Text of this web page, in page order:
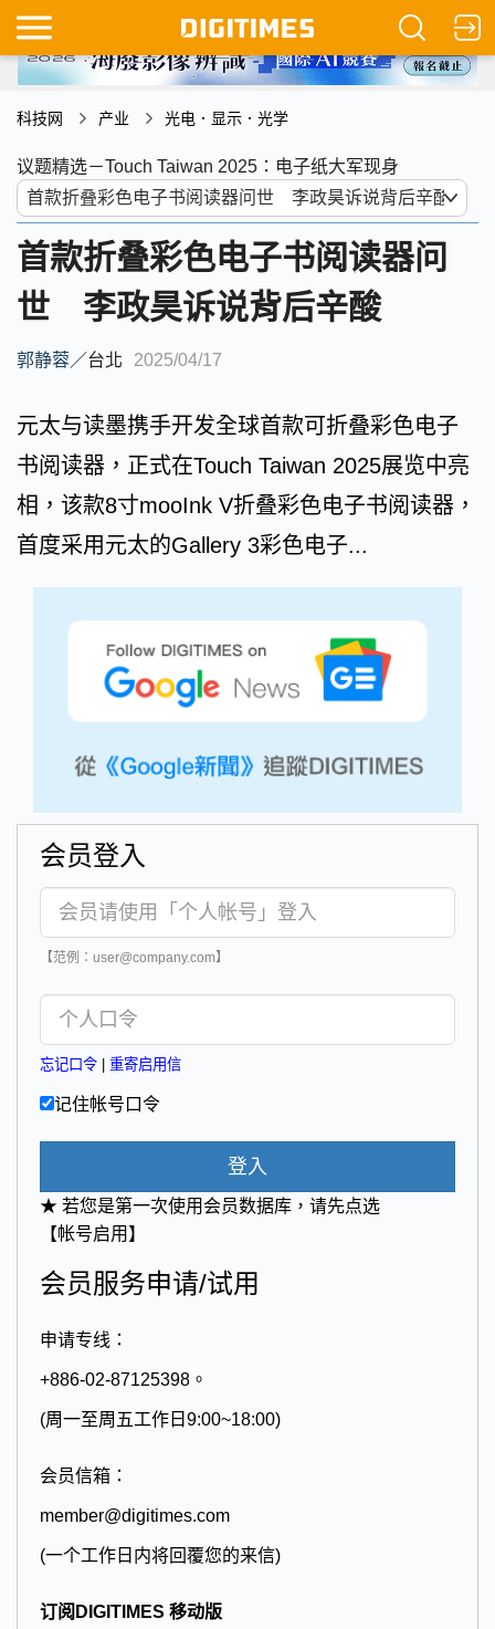
科技网 产业 光电．显示．光学
议题精选－Touch Taiwan 2025：电子纸大军现身
首款折叠彩色电子书阅读器问
世 李政昊诉说背后辛酸
郭静蓉／台北 2025/04/17
元太与读墨携手开发全球首款可折叠彩色电子
书阅读器，正式在Touch Taiwan 2025展览中亮
相，该款8寸mooInk V折叠彩色电子书阅读器，
首度采用元太的Gallery 3彩色电子...
会员登入
【范例：user@company.com】
忘记口令 重寄启用信
记住帐号口令
登入
★ 若您是第一次使用会员数据库，请先点选
【帐号启用】
会员服务申请/试用
申请专线：
+886-02-87125398。
(周一至周五工作日9:00~18:00)
会员信箱：
member@digitimes.com
(一个工作日内将回覆您的来信)
订阅DIGITIMES 移动版